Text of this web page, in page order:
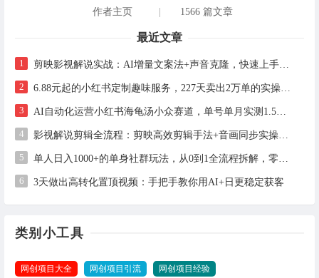
作者主页 | 1566 篇文章
最近文章
1
2
3
4
5
6 3天做出高转化置顶视频：手把手教你用AI+日更稳定获客
类别小工具
网创项目大全 网创项目引流 网创项目经验